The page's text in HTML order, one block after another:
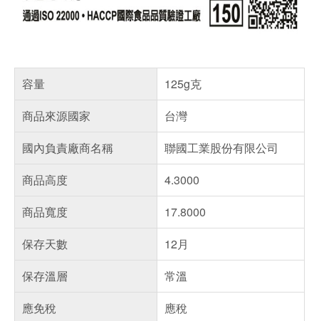
容量
125g克
商品來源國家
台灣
國內負責廠商名稱
聯國工業股份有限公司
商品高度
4.3000
商品寬度
17.8000
保存天數
12月
保存溫層
常溫
應免稅
應稅